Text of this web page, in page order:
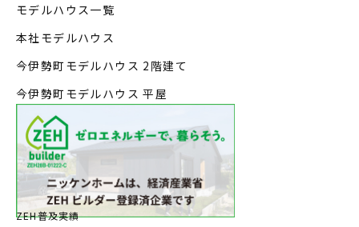
モデルハウス一覧
本社モデルハウス
今伊勢町モデルハウス 2階建て
今伊勢町モデルハウス 平屋
ZEH普及実績